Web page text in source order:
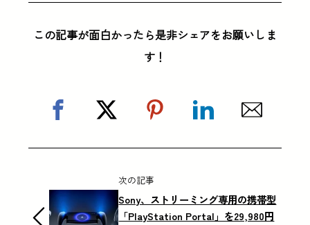
この記事が面白かったら是非シェアをお願いしま
す！
次の記事
Sony、ストリーミング専用の携帯型
「PlayStation Portal」を29,980円